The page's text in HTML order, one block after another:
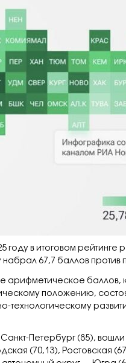
году в итоговом рейтинге
67,7 баллов против
арифметическое баллов,
положению,
технологическому
Петербург (85),
(70,13), Ростовская